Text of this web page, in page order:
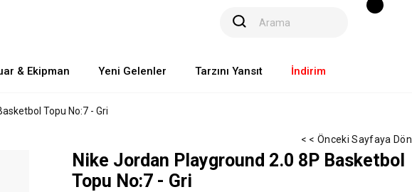
& Ekipman Yeni Gelenler Tarzını Yansıt İndirim
Topu No:7 - Gri
< < Önceki Sayfaya Dön
Nike Jordan Playground 2.0 8P Basketbol
Topu No:7 - Gri